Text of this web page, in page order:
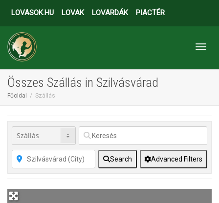
LOVASOK.HU LOVAK LOVARDÁK PIACTÉR
Összes Szállás in Szilvásvárad
Főoldal Szállás
Search Advanced Filters